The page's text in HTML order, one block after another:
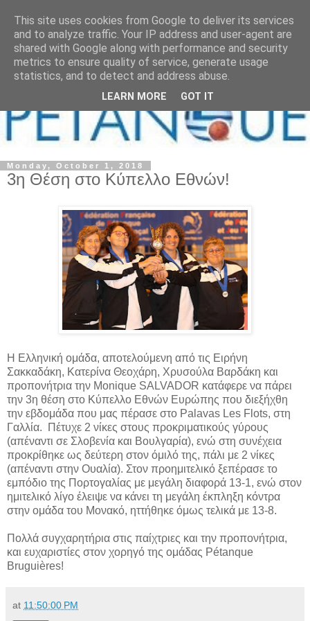
Monday, October 1, 2018
3η Θέση στο Κύπελλο Εθνών!
Η Ελληνική ομάδα, αποτελούμενη από τις Ειρήνη
Σακκαδάκη, Κατερίνα Θεοχάρη, Χρυσούλα Βαρδάκη και
προπονήτρια την Monique SALVADOR κατάφερε να πάρει
την 3η θέση στο Κύπελλο Εθνών Ευρώπης που διεξήχθη
την εβδομάδα που μας πέρασε στο Palavas Les Flots, στη
Γαλλία. Πέτυχε 2 νίκες στους προκριματικούς γύρους
(απέναντι σε Σλοβενία και Βουλγαρία), ενώ στη συνέχεια
προκρίθηκε ως δεύτερη στον όμιλό της, πάλι με 2 νίκες
(απέναντι στην Ουαλία). Στον προημιτελικό ξεπέρασε το
εμπόδιο της Πορτογαλίας με μεγάλη διαφορά 13-1, ενώ στον
ημιτελικό λίγο έλειψε να κάνει τη μεγάλη έκπληξη κόντρα
στην ομάδα του Μονακό, ηττήθηκε όμως τελικά με 13-8.
Πολλά συγχαρητήρια στις παίχτριες και την προπονήτρια,
και ευχαριστίες στον χορηγό της ομάδας Pétanque
Bruguières!
at 11:50:00 PM
This site uses cookies from Google to deliver its services
and to analyze traffic. Your IP address and user-agent are
shared with Google along with performance and security
metrics to ensure quality of service, generate usage
statistics, and to detect and address abuse.
LEARN MORE GOT IT